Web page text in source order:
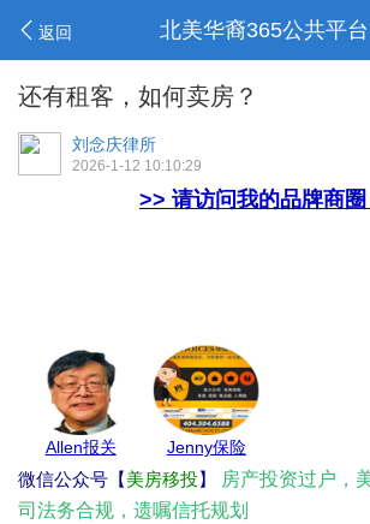
返回 北美华裔365公共平台
还有租客，如何卖房？
刘念庆律所
2026-1-12 10:10:29
>> 请访问我的品牌商
Max Pest 亚城商家
微信公众号【美房移投】
房产投资过户，
司法务合规，遗嘱信托规划